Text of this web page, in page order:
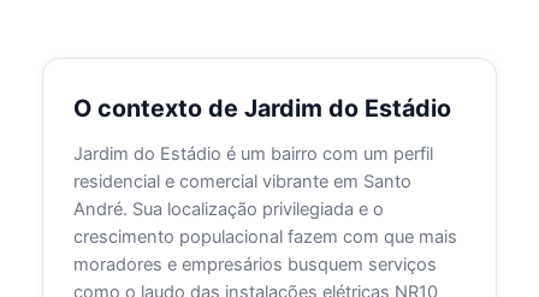
O contexto de Jardim do Estádio
Jardim do Estádio é um bairro com um perfil
residencial e comercial vibrante em Santo
André. Sua localização privilegiada e o
crescimento populacional fazem com que mais
moradores e empresários busquem serviços
como o laudo das instalações elétricas NR10